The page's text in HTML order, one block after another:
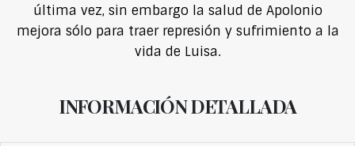
última vez, sin embargo la salud de Apolonio
mejora sólo para traer represión y sufrimiento a la
vida de Luisa.
INFORMACIÓN DETALLADA